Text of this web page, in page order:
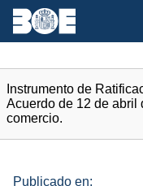
Instrumento de
Acuerdo de 12 de abril
comercio.
Publicado en: